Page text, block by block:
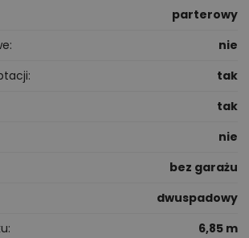
parterowy
nie
tak
tak
nie
bez garażu
dwuspadowy
6,85 m